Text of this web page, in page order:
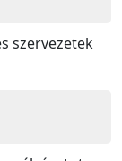
szervezetek